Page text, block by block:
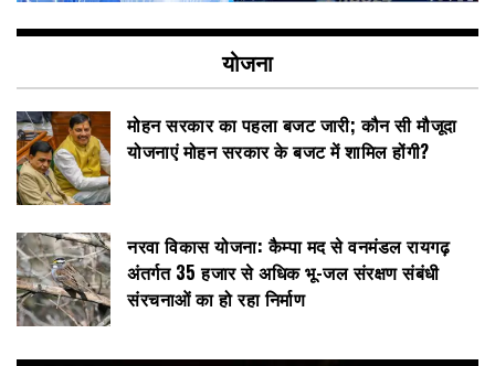
योजना
मोहन सरकार का पहला बजट जारी; कौन सी मौजूदा
योजनाएं मोहन सरकार के बजट में शामिल होंगी?
नरवा विकास योजना: कैम्पा मद से वनमंडल रायगढ़
अंतर्गत 35 हजार से अधिक भू-जल संरक्षण संबंधी
संरचनाओं का हो रहा निर्माण